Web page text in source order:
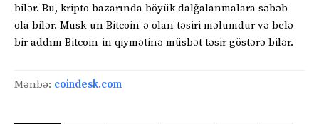
bilər. Bu, kripto bazarında böyük dalğalanmalara səbəb
ola bilər. Musk-un Bitcoin-ə olan təsiri məlumdur və belə
bir addım Bitcoin-in qiymətinə müsbət təsir göstərə bilər.
Mənbə: coindesk.com